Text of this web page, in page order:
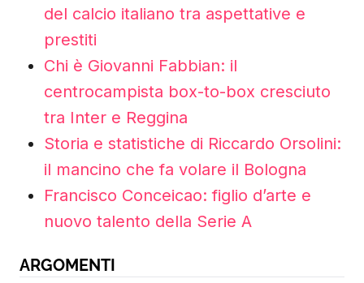
del calcio italiano tra aspettative e
prestiti
Chi è Giovanni Fabbian: il
centrocampista box-to-box cresciuto
tra Inter e Reggina
Storia e statistiche di Riccardo Orsolini:
il mancino che fa volare il Bologna
Francisco Conceicao: figlio d’arte e
nuovo talento della Serie A
ARGOMENTI